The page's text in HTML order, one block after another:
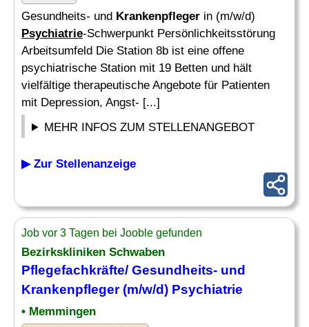
Gesundheits- und Krankenpfleger in (m/w/d)
Psychiatrie-Schwerpunkt Persönlichkeitsstörung
Arbeitsumfeld Die Station 8b ist eine offene
psychiatrische Station mit 19 Betten und hält
vielfältige therapeutische Angebote für Patienten
mit Depression, Angst- [...]
MEHR INFOS ZUM STELLENANGEBOT
▶ Zur Stellenanzeige
Job vor 3 Tagen bei Jooble gefunden
Bezirkskliniken Schwaben
Pflegefachkräfte/ Gesundheits- und
Krankenpfleger(m/w/d) Psychiatrie
• Memmingen